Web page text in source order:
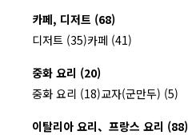
카페, 디저트 (68)
디저트 (35)카페 (41)
중화 요리 (20)
중화 요리 (18)교자(군만두) (5)
이탈리아 요리、프랑스 요리 (88)